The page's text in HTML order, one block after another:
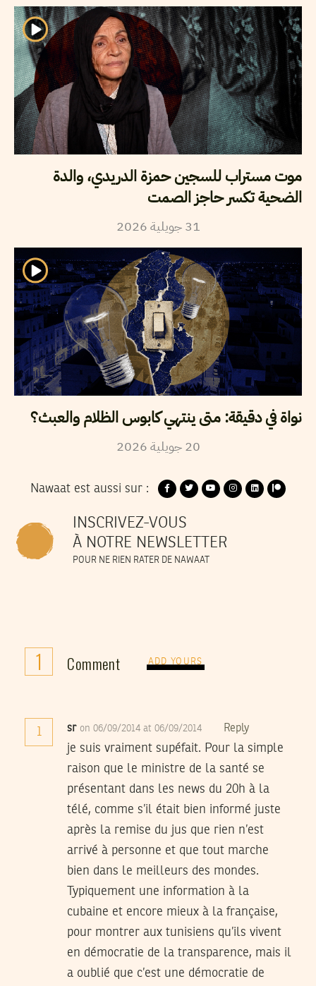
موت مستراب للسجين حمزة الدريدي، والدة
الضحية تكسر حاجز الصمت
31 جويلية2026
نواة في دقيقة: متى ينتهي كابوس الظلام والعبث؟
20 جويلية2026
Nawaat est aussi sur :
INSCRIVEZ-VOUS
À NOTRE NEWSLETTER
POUR NE RIEN RATER DE NAWAAT
1 Comment ADD YOURS
1 sr on 06/09/2014 at 06/09/2014 Reply
je suis vraiment supéfait. Pour la simple
raison que le ministre de la santé se
présentant dans les news du 20h à la
télé, comme s’il était bien informé juste
après la remise du jus que rien n’est
arrivé à personne et que tout marche
bien dans le meilleurs des mondes.
Typiquement une information à la
cubaine et encore mieux à la française,
pour montrer aux tunisiens qu’ils vivent
en démocratie de la transparence, mais il
a oublié que c’est une démocratie de